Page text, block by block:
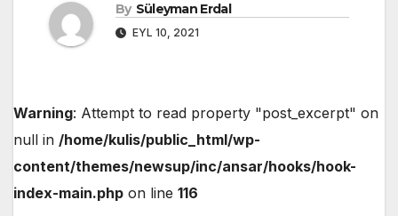
By Süleyman Erdal
EYL 10, 2021
Warning: Attempt to read property "post_excerpt" on
null in /home/kulis/public_html/wp-
content/themes/newsup/inc/ansar/hooks/hook-
index-main.php on line 116